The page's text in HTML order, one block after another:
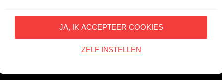
JA, IK ACCEPTEER COOKIES
ZELF INSTELLEN